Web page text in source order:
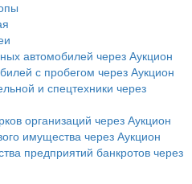
автомобилей через Аукцион
с пробегом через Аукцион
и спецтехники через
организаций через Аукцион
имущества через Аукцион
предприятий банкротов через